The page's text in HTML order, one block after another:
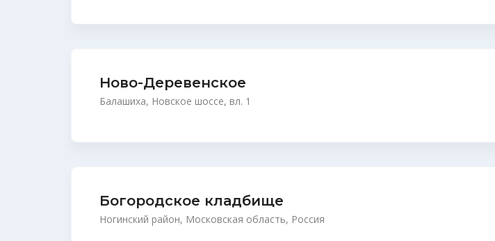
Ново-Деревенское
Балашиха, Новское шоссе, вл. 1
Богородское кладбище
Ногинский район, Московская область, Россия